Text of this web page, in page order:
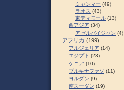
ミャンマー (49)
ラオス (43)
東ティモール (13)
西アジア (34)
アゼルバイジャン (4)
アフリカ (199)
アルジェリア (14)
エジプト (23)
ケニア (10)
ブルキナファソ (11)
ヨルダン (9)
南スーダン (19)